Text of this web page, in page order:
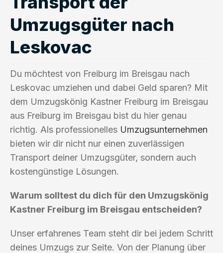
Umzugsgüter nach
Leskovac
Du möchtest von Freiburg im Breisgau nach
Leskovac umziehen und dabei Geld sparen? Mit
dem Umzugskönig Kastner Freiburg im Breisgau
aus Freiburg im Breisgau bist du hier genau
richtig. Als professionelles Umzugsunternehmen
bieten wir dir nicht nur einen zuverlässigen
Transport deiner Umzugsgüter, sondern auch
kostengünstige Lösungen.
Warum solltest du dich für den Umzugskönig
Kastner Freiburg im Breisgau entscheiden?
Unser erfahrenes Team steht dir bei jedem Schritt
deines Umzugs zur Seite. Von der Planung über